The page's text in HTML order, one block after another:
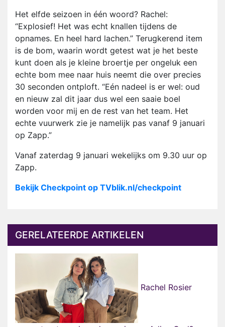
Het elfde seizoen in één woord? Rachel:
“Explosief! Het was echt knallen tijdens de
opnames. En heel hard lachen.” Terugkerend item
is de bom, waarin wordt getest wat je het beste
kunt doen als je kleine broertje per ongeluk een
echte bom mee naar huis neemt die over precies
30 seconden ontploft. “Eén nadeel is er wel: oud
en nieuw zal dit jaar dus wel een saaie boel
worden voor mij en de rest van het team. Het
echte vuurwerk zie je namelijk pas vanaf 9 januari
op Zapp.”
Vanaf zaterdag 9 januari wekelijks om 9.30 uur op
Zapp.
Bekijk Checkpoint op TVblik.nl/checkpoint
GERELATEERDE ARTIKELEN
Rachel Rosier